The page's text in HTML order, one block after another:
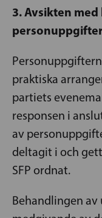
3. Avsikten
praktiska
partiets
responsen i
av
deltagit i och
SFP ordnat.
Behandlingen